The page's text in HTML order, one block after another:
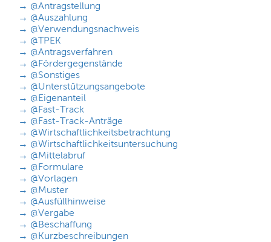
→ @Antragstellung
→ @Auszahlung
→ @Verwendungsnachweis
→ @TPEK
→ @Antragsverfahren
→ @Fördergegenstände
→ @Sonstiges
→ @Unterstützungsangebote
→ @Eigenanteil
→ @Fast-Track
→ @Fast-Track-Anträge
→ @Wirtschaftlichkeitsbetrachtung
→ @Wirtschaftlichkeitsuntersuchung
→ @Mittelabruf
→ @Formulare
→ @Vorlagen
→ @Muster
→ @Ausfüllhinweise
→ @Vergabe
→ @Beschaffung
→ @Kurzbeschreibungen